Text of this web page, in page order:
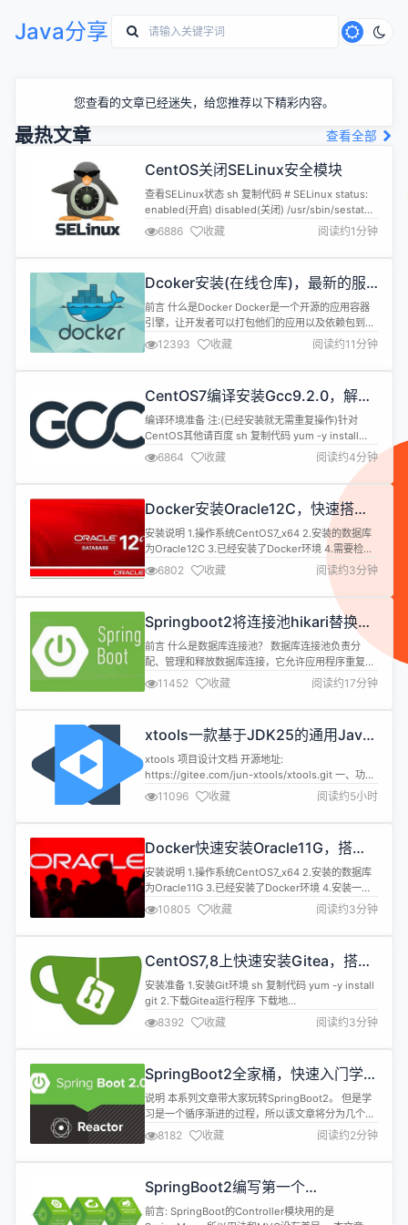
Java分享
您查看的文章已经迷失，给您推荐以下精彩内容。
最热文章 查看全部
CentOS关闭SELinux安全模块
查看SELinux状态 sh 复制代码 # SELinux status:
enabled(开启) disabled(关闭) /usr/sbin/sestatus
-v 1.临时关闭 sh 复制代码 setenforce 0 2.永久关
闭 sh 复制代码 # 将SELINUX=enforcing改为
SELINUX=disabled vi /etc/selin...
6886 收藏 阅读约1分钟
Dcoker安装(在线仓库)，最新的服
务器搭配容器使用
前言 什么是Docker Docker是一个开源的应用容器
引擎，让开发者可以打包他们的应用以及依赖包到一
个可移植的镜像中，然后发布到任何流行的Linux或
Windows机器上，也可以实现虚拟化。容器是完全
使用沙箱机制，相互之间不会有任何接口。 Docker
部分内存和硬盘空间。它运行的时候，其他程序就不
能使用这些...
12393 收藏 阅读约11分钟
CentOS7编译安装Gcc9.2.0，解决
mysql等软件编译问题
编译环境准备 注:(已经安装就无需重复操作)针对
CentOS其他请百度 sh 复制代码 yum -y install
bzip2 make gcc gcc-c++ 编译安装 1.下载源码
[gcc-9.2.0.tar.gz] 下载地
址:https://mirrors.cnnic.cn/gnu/gcc 2.解压到目录
6864 收藏 阅读约4分钟
Docker安装Oracle12C，快速搭建
Oracle学习环境
安装说明 1.操作系统CentOS7_x64 2.安装的数据库
为Oracle12C 3.已经安装了Docker环境 4.需要检查
是否有swap分区，如果没有请设置 安装 1.Docker安
装 镜像准备 sh 复制代码 docker pull
sath89/oracle-12c 启动镜像 sh 复制代码 docker
6802 收藏 阅读约3分钟
Springboot2将连接池hikari替换为
druid，体验最强大的数据库连接池
前言 什么是数据库连接池？ 数据库连接池负责分
配、管理和释放数据库连接，它允许应用程序重复使
用一个现有的数据库连接，而不是再重新建立一个；
释放空闲时间超过最大空闲时间的数据库连接来避免
因为没有释放数据库连接而引起的数据库连接遗漏。
接池对比 Druid： Druid是Java语言中最好的数据库
连接池，Druid能...
11452 收藏 阅读约17分钟
xtools一款基于JDK25的通用Java
工具库
xtools 项目设计文档 开源地址:
https://gitee.com/jun-xtools/xtools.git 一、功能
和用途 1.1 项目概述 xtools（低调大师工具箱）是一
个基于 JDK 25 的 Java 工具库项目，为 Java 应用
开发提供通用的工具方法和基础组件支持。 项目信息
11096 收藏 阅读约5小时
Docker快速安装Oracle11G，搭建
oracle11g学习环境
安装说明 1.操作系统CentOS7_x64 2.安装的数据库
为Oracle11G 3.已经安装了Docker环境 4.安装一些
必要的软件 sh 复制代码 yum install unzip -y
unzip:解压oracle安装文件 5.提前准备Oracle11G安
装镜像 下载地
10805 收藏 阅读约3分钟
CentOS7,8上快速安装Gitea，搭建
Git服务器
安装准备 1.安装Git环境 sh 复制代码 yum -y install
git 2.下载Gitea运行程序 下载地
址:https://dl.gitea.io/gitea/ 注:下载gitea-[版本
号]-linux-amd64的运行程序 安装 1.将安装包上传至
指定目录 如:/data0/gitea/gitea-linux-amd64 2.重
8392 收藏 阅读约3分钟
SpringBoot2全家桶，快速入门学习
开发网站教程
说明 本系列文章带大家玩转SpringBoot2。 但是学
习是一个循序渐进的过程，所以该文章将分为几个小
章节讲述。 并且在学习SpringBoot之前需要一定的
基础知识 SpringMVC、Spring、MyBatis基础知识
Maven MySQL、Redis 本文章代码建立的环境基础
步环境 开发环境 名称...
8182 收藏 阅读约2分钟
SpringBoot2编写第一个
Controller，响应你的http请求并返
前言: SpringBoot的Controller模块用的是